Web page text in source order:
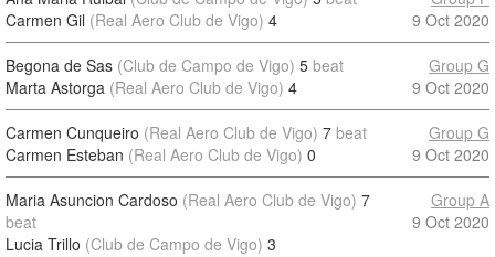
Carmen Gil (Real Aero Club de Vigo) 4
9 Oct 2020
Begona de Sas (Club de Campo de Vigo) 5 beat
Marta Astorga (Real Aero Club de Vigo) 4
Group G
9 Oct 2020
Carmen Cunqueiro (Real Aero Club de Vigo) 7 beat
Carmen Esteban (Real Aero Club de Vigo) 0
Group G
9 Oct 2020
Maria Asuncion Cardoso (Real Aero Club de Vigo) 7
beat
Lucia Trillo (Club de Campo de Vigo) 3
Group A
9 Oct 2020